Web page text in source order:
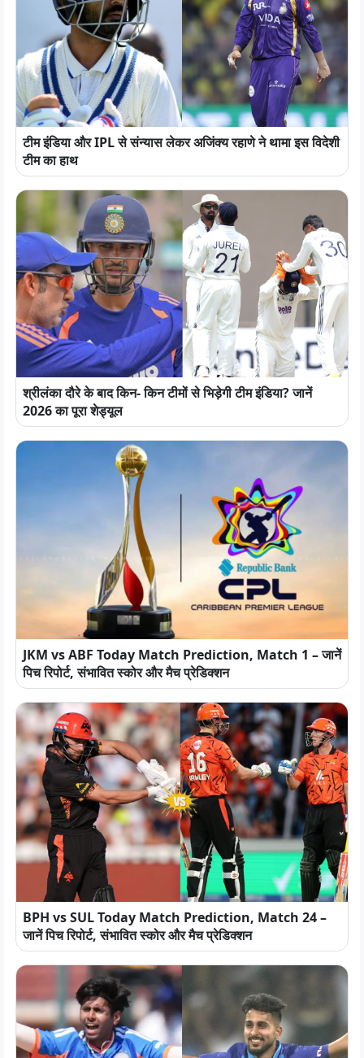
टीम इंडिया और IPL से संन्यास लेकर अजिंक्य रहाणे ने थामा इस विदेशी
टीम का हाथ
श्रीलंका दौरे के बाद किन- किन टीमों से भिड़ेगी टीम इंडिया? जानें
2026 का पूरा शेड्यूल
JKM vs ABF Today Match Prediction, Match 1 – जानें
पिच रिपोर्ट, संभावित स्कोर और मैच प्रेडिक्शन
BPH vs SUL Today Match Prediction, Match 24 –
जानें पिच रिपोर्ट, संभावित स्कोर और मैच प्रेडिक्शन